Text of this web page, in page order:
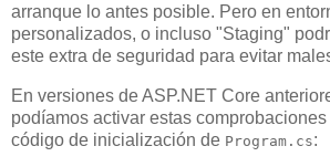
arranque lo antes posible. Pero en
personalizados, o incluso "Staging"
este extra de seguridad para evitar
En versiones de ASP.NET Core
podíamos activar estas
código de inicialización de Program.cs: